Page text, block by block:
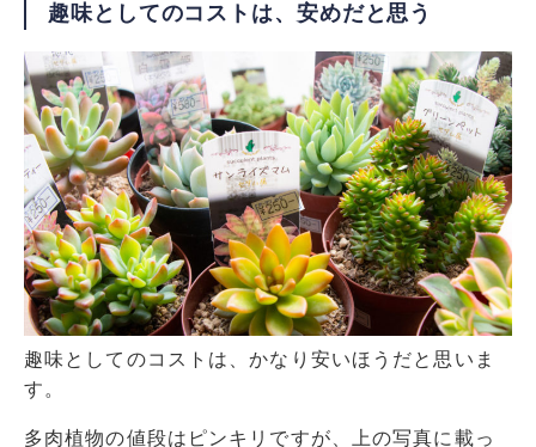
趣味としてのコストは、安めだと思う
趣味としてのコストは、かなり安いほうだと思いま
す。
多肉植物の値段はピンキリですが、上の写真に載っ